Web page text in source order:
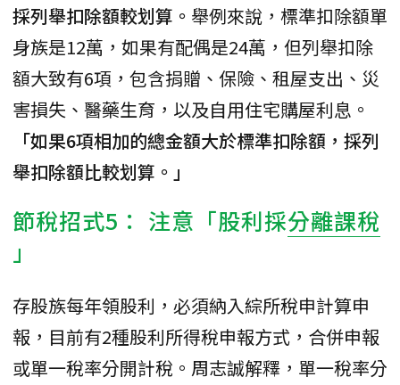
採列舉扣除額較划算。 舉例來說，標準扣除額單
身族是12萬，如果有配偶是24萬，但列舉扣除
額大致有6項，包含捐贈、保險、租屋支出、災
害損失、醫藥生育，以及自用住宅購屋利息。
「如果6項相加的總金額大於標準扣除額，採列
舉扣除額比較划算。」
節稅招式5： 注意「股利採分離課稅
」
存股族每年領股利，必須納入綜所稅申計算申
報，目前有2種股利所得稅申報方式，合併申報
或單一稅率分開計稅。周志誠解釋，單一稅率分